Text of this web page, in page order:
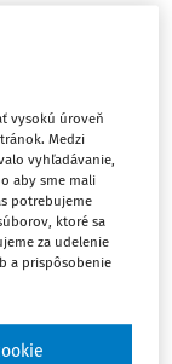
napr. obsluhe
ktoré sme
poskytli čo
náhľad na
s činnosťou
vysokú úroveň
Medzi
vyhľadávanie,
aby sme mali
potrebujeme
ktoré sa
za udelenie
a prispôsobenie